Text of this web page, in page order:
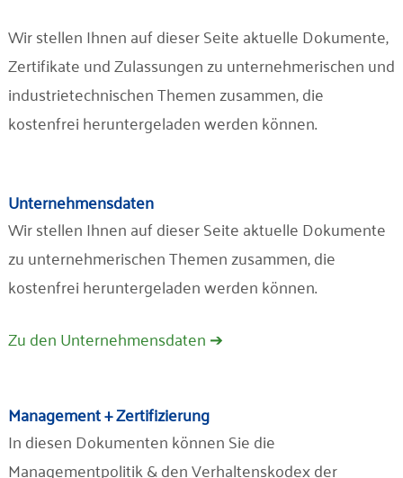
Wir stellen Ihnen auf dieser Seite aktuelle Dokumente,
Zertifikate und Zulassungen zu unternehmerischen und
industrietechnischen Themen zusammen, die
kostenfrei heruntergeladen werden können.
Unternehmensdaten
Wir stellen Ihnen auf dieser Seite aktuelle Dokumente
zu unternehmerischen Themen zusammen, die
kostenfrei heruntergeladen werden können.
Zu den Unternehmensdaten ➔
Management + Zertifizierung
In diesen Dokumenten können Sie die
Managementpolitik & den Verhaltenskodex der